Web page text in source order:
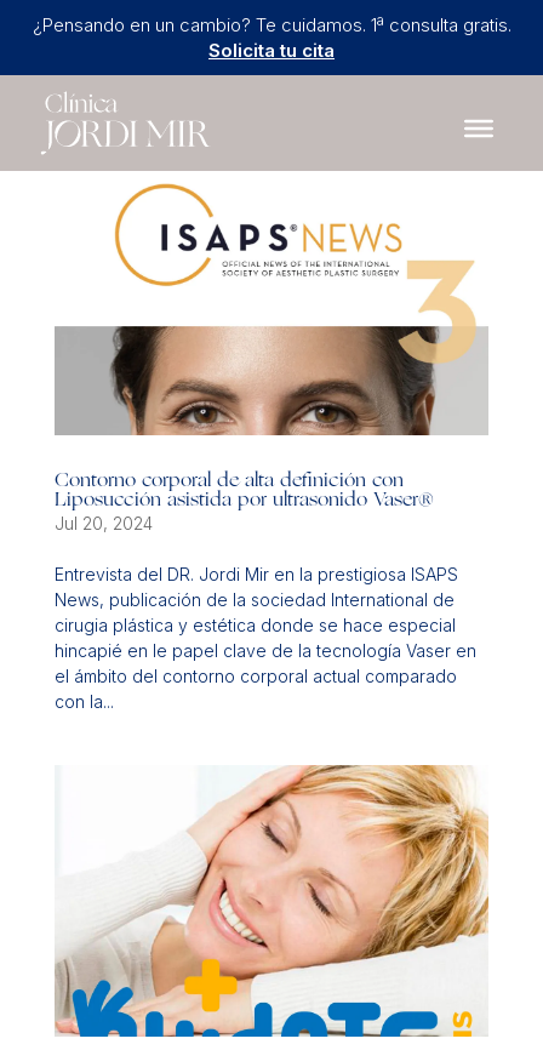
¿Pensando en un cambio? Te cuidamos. 1ª consulta gratis.
Solicita tu cita
Contorno corporal de alta definición con
Liposucción asistida por ultrasonido Vaser®
Jul 20, 2024
Entrevista del DR. Jordi Mir en la prestigiosa ISAPS
News, publicación de la sociedad International de
cirugia plástica y estética donde se hace especial
hincapié en le papel clave de la tecnología Vaser en
el ámbito del contorno corporal actual comparado
con la...